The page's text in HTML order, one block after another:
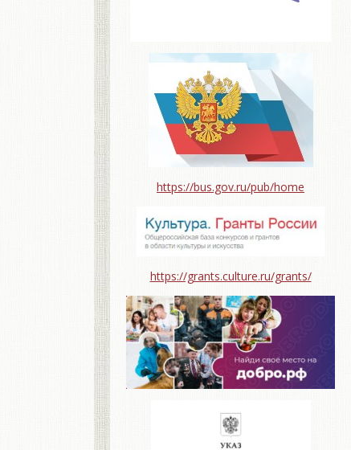
https://bus.gov.ru/pub/home
https://grants.culture.ru/grants/